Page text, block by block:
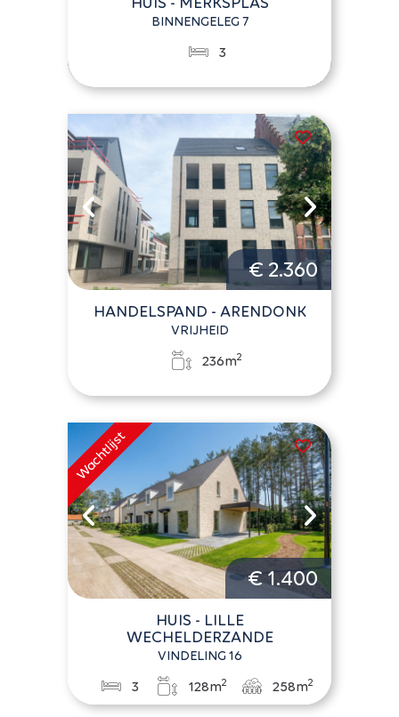
BINNENGELEG 7
3
€ 2.360
HANDELSPAND - ARENDONK
VRIJHEID
236m2
€ 1.400
HUIS - LILLE
WECHELDERZANDE
VINDELING 16
3 128m2 258m2